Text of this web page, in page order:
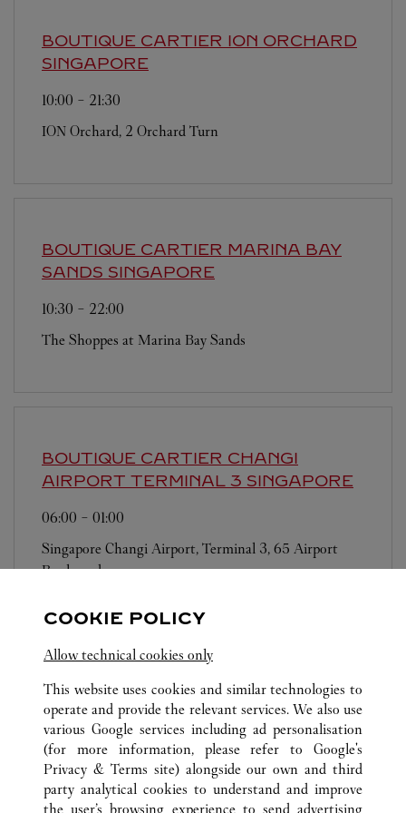
BOUTIQUE CARTIER ION ORCHARD
SINGAPORE
10:00 - 21:30
ION Orchard, 2 Orchard Turn
BOUTIQUE CARTIER MARINA BAY
SANDS SINGAPORE
10:30 - 22:00
The Shoppes at Marina Bay Sands
BOUTIQUE CARTIER CHANGI
AIRPORT TERMINAL 3 SINGAPORE
06:00 - 01:00
Singapore Changi Airport, Terminal 3, 65 Airport
Boulevard
TUTTI GLI INDIRIZZI CARTIER
SINGAPORE
SINGAPORE
TAKASHIMAYA SHOPPING CENTRE, NGEE ANN CITY,
391 ORCHARD ROAD
COOKIE POLICY
Allow technical cookies only
This website uses cookies and similar technologies to
operate and provide the relevant services. We also use
various Google services including ad personalisation
(for more information, please refer to Google's
Privacy & Terms site) alongside our own and third
party analytical cookies to understand and improve
the user’s browsing experience to send advertising